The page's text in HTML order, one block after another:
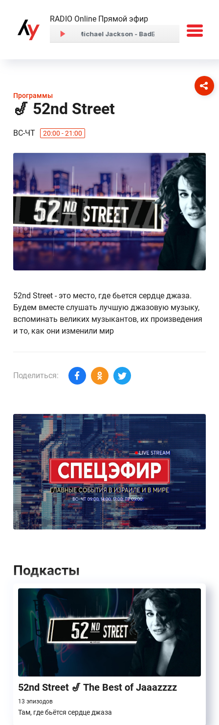
RADIO Online Прямой эфир
Программы
🎷 52nd Street
ВС-ЧТ 20:00 - 21:00
52nd Street - это место, где бьется сердце джаза.
Будем вместе слушать лучшую джазовую музыку,
вспоминать великих музыкантов, их произведения
и то, как они изменили мир
Поделиться:
Подкасты
52nd Street 🎷 The Best of Jaaazzzz
13 эпизодов
Там, где бьётся сердце джаза